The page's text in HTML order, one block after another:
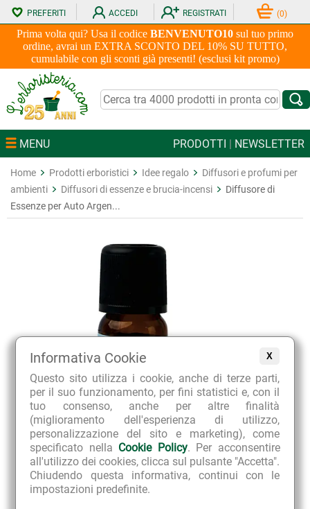
X
Informativa Cookie
Questo sito utilizza i cookie, anche di terze parti,
per il suo funzionamento, per fini statistici e, con il
tuo consenso, anche per altre finalità
(miglioramento dell'esperienza di utilizzo,
personalizzazione del sito e marketing), come
specificato nella Cookie Policy. Per acconsentire
all'utilizzo dei cookies, clicca sul pulsante "Accetta".
Chiudendo questa informativa, continui con le
impostazioni predefinite.
Prima volta qui? Usa il codice BENVENUTO10 sul tuo primo
ordine, avrai un EXTRA SCONTO DEL 10% SU TUTTO,
cumulabile con gli sconti già presenti! (esclusi kit promo)
PREFERITI ACCEDI REGISTRATI (0)
MENU PRODOTTI | NEWSLETTER
Home Prodotti erboristici Idee regalo
Diffusori e profumi per
ambienti
Diffusori di essenze e brucia-incensi
Diffusore di
Essenze per Auto Argen...